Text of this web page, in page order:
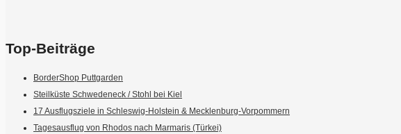
Top-Beiträge
BorderShop Puttgarden
Steilküste Schwedeneck / Stohl bei Kiel
17 Ausflugsziele in Schleswig-Holstein & Mecklenburg-Vorpommern
Tagesausflug von Rhodos nach Marmaris (Türkei)